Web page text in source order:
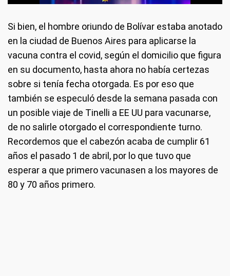
Si bien, el hombre oriundo de Bolívar estaba anotado
en la ciudad de Buenos Aires para aplicarse la
vacuna contra el covid, según el domicilio que figura
en su documento, hasta ahora no había certezas
sobre si tenía fecha otorgada. Es por eso que
también se especuló desde la semana pasada con
un posible viaje de Tinelli a EE UU para vacunarse,
de no salirle otorgado el correspondiente turno.
Recordemos que el cabezón acaba de cumplir 61
años el pasado 1 de abril, por lo que tuvo que
esperar a que primero vacunasen a los mayores de
80 y 70 años primero.